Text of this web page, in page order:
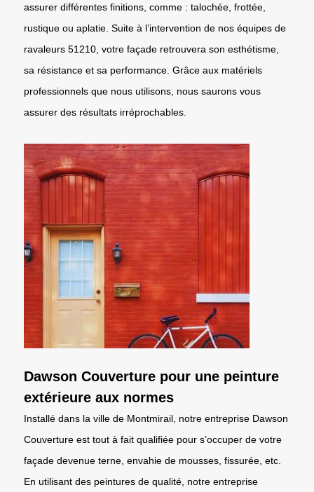
assurer différentes finitions, comme : talochée, frottée,
rustique ou aplatie. Suite à l’intervention de nos équipes de
ravaleurs 51210, votre façade retrouvera son esthétisme,
sa résistance et sa performance. Grâce aux matériels
professionnels que nous utilisons, nous saurons vous
assurer des résultats irréprochables.
Dawson Couverture pour une peinture
extérieure aux normes
Installé dans la ville de Montmirail, notre entreprise Dawson
Couverture est tout à fait qualifiée pour s’occuper de votre
façade devenue terne, envahie de mousses, fissurée, etc.
En utilisant des peintures de qualité, notre entreprise